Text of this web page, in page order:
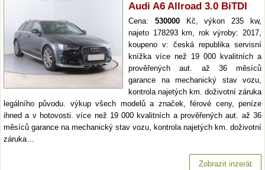
Audi A6 Allroad 3.0 BiTDI
Cena: 530000Kč, výkon 235 kw,
najeto 178293 km, rok výroby: 2017,
koupeno v: česká republika servisní
knížka více než 19 000 kvalitních a
prověřených aut. až 36 měsíců
garance na mechanický stav vozu,
kontrola najetých km. doživotní záruka
legálního původu. výkup všech modelů a značek, férové ceny, peníze
ihned a v hotovosti. více než 19 000 kvalitních a prověřených aut. až 36
měsíců garance na mechanický stav vozu, kontrola najetých km. doživotní
záruka…
Zobrazit inzerát